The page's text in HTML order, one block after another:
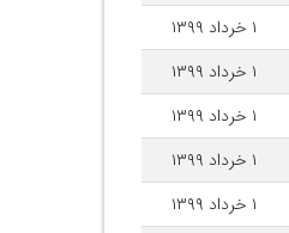
۱ خرداد ۱۳۹۹
۱ خرداد ۱۳۹۹
۱ خرداد ۱۳۹۹
۱ خرداد ۱۳۹۹
۱ خرداد ۱۳۹۹